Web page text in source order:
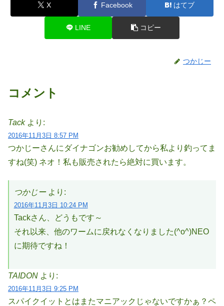
X Facebook はてブ
LINE コピー
つかじー
コメント
Tack より:
2016年11月3日 8:57 PM
つかじーさんにダイナゴンお勧めしてから私より釣ってま
すね(笑) ネオ！私も販売されたら絶対に買います。
つかじー より:
2016年11月3日 10:24 PM
Tackさん、どうもです～
それ以来、他のワームに戻れなくなりました(^o^)NEO
に期待ですね！
TAIDON より:
2016年11月3日 9:25 PM
スパイクイットとはまたマニアックじゃないですかぁ？ペ